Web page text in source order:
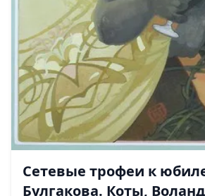
Сетевые трофеи к
Булгакова. Коты,